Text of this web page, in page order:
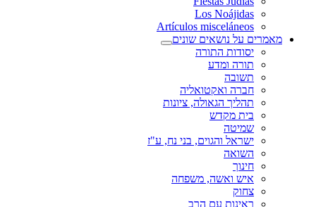
Los Noájidas
Artículos misceláneos
מאמרים על נושאים שונים
יסודות התורה
תורה ומדע
תשובה
חברה ואקטואליה
תהליך הגאולה, ציונות
בית מקדש
שמיטה
ישראל והגוים, בני נח, ע"ז
השואה
חינוך
איש ואשה, משפחה
צחוק
ראינות עם הרב